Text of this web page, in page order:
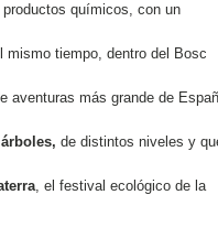
químicos, con un
mismo tiempo, dentro del Bosc
aventuras más grande de
de distintos niveles y
, el festival ecológico de la